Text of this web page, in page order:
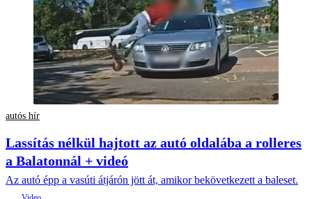
autós hír
Lassítás nélkül hajtott az autó oldalába a rolleres
a Balatonnál + videó
Az autó épp a vasúti átjárón jött át, amikor bekövetkezett a baleset.